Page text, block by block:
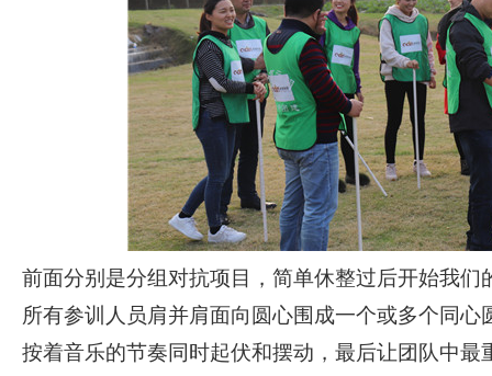
前面分别是分组对抗项目，简单休整过后开始我们
所有参训人员肩并肩面向圆心围成一个或多个同
按着音乐的节奏同时起伏和摆动，最后让团队中